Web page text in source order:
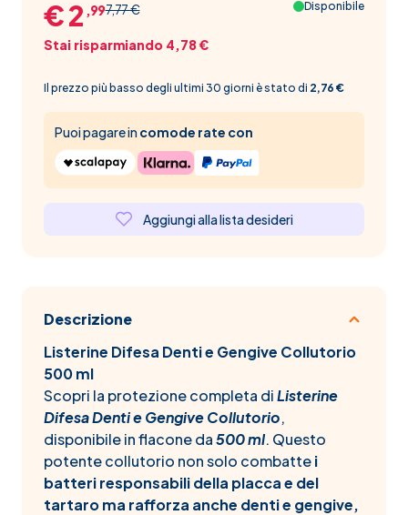
7,77 €
€ 2 ,99
Stai risparmiando 4,78 €
Disponibile
Il prezzo più basso degli ultimi 30 giorni è stato di 2,76 €
Puoi pagare incomode rate con
Aggiungi alla lista desideri
Descrizione
Listerine Difesa Denti e Gengive Collutorio
500 ml
Scopri la protezione completa diListerine
Difesa Denti e Gengive Collutorio,
disponibile in flacone da500 ml. Questo
potente collutorio non solo combattei
batteri responsabili della placca e del
tartaro ma rafforza anche denti e gengive,